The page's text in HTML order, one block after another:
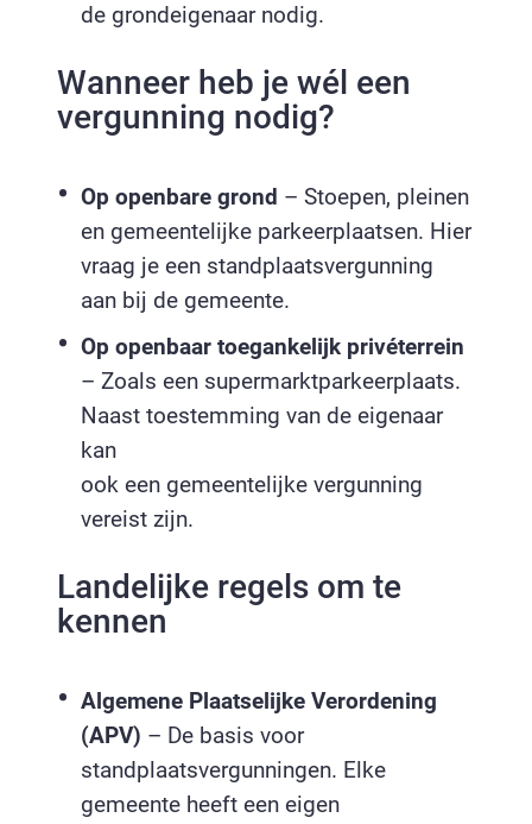
de grondeigenaar nodig.
Wanneer heb je wél een
vergunning nodig?
Op openbare grond – Stoepen, pleinen
en gemeentelijke parkeerplaatsen. Hier
vraag je een standplaatsvergunning
aan bij de gemeente.
Op openbaar toegankelijk privéterrein
– Zoals een supermarktparkeerplaats.
Naast toestemming van de eigenaar
kan
ook een gemeentelijke vergunning
vereist zijn.
Landelijke regels om te
kennen
Algemene Plaatselijke Verordening
(APV) – De basis voor
standplaatsvergunningen. Elke
gemeente heeft een eigen